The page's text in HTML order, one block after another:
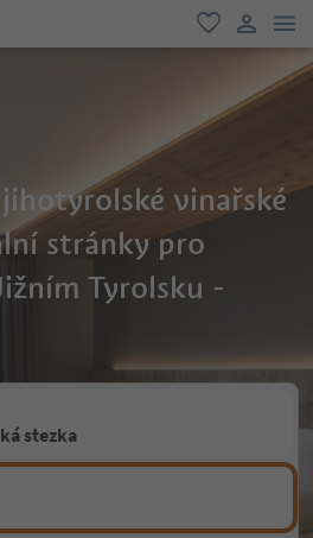
oblíbené
vinařské
stránky pro
Tyrolsku -
stezka